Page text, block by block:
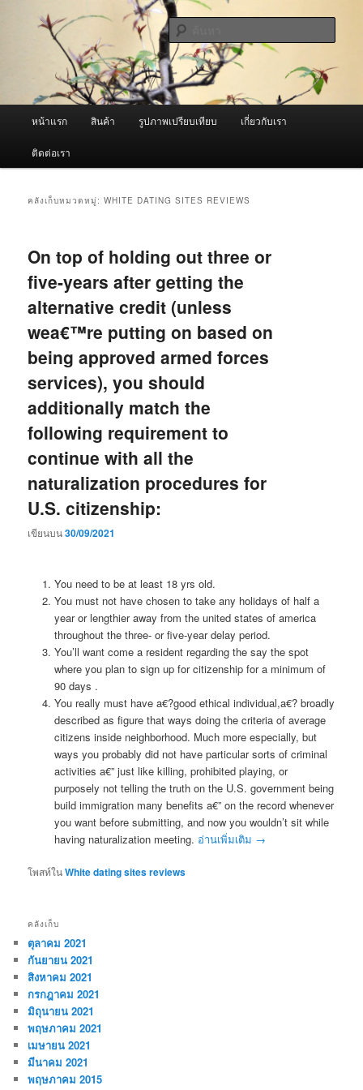
ผู้นำเข้าเครื่องพ่นหมอกควัน Best
Fogger / Fogger One และ อะไหล่
จำหน่ายเครื่องพ่นหมอกควัน คุณภาพดี บริการด้วยความจริงใจ
หน้าแรก สินค้า รูปภาพเปรียบเทียบ เกี่ยวกับเรา
ติดต่อเรา
คลังเก็บหมวดหมู่:WHITE DATING SITES REVIEWS
On top of holding out three or
five-years after getting the
alternative credit (unless
wea€™re putting on based on
being approved armed forces
services), you should
additionally match the
following requirement to
continue with all the
naturalization procedures for
U.S. citizenship:
เขียนบน30/09/2021
You need to be at least 18 yrs old.
You must not have chosen to take any holidays of half a
year or lengthier away from the united states of america
throughout the three- or five-year delay period.
You’ll want come a resident regarding the say the spot
where you plan to sign up for citizenship for a minimum of
90 days .
You really must have a€?good ethical individual,a€? broadly
described as figure that ways doing the criteria of average
citizens inside neighborhood. Much more especially, but
ways you probably did not have particular sorts of criminal
activities a€” just like killing, prohibited playing, or
purposely not telling the truth on the U.S. government being
build immigration many benefits a€” on the record whenever
you want before submitting, and now you wouldn’t sit while
having naturalization meeting. อ่านเพิ่มเติม →
โพสท์ในWhite dating sites reviews
คลังเก็บ
ตุลาคม 2021
กันยายน 2021
สิงหาคม 2021
กรกฎาคม 2021
มิถุนายน 2021
พฤษภาคม 2021
เมษายน 2021
มีนาคม 2021
พฤษภาคม 2015